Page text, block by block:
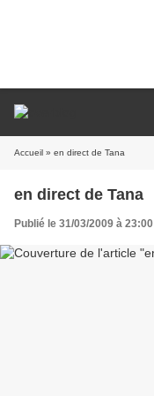
Accueil » en direct de Tana
en direct de Tana
Publié le 31/03/2009 à 23:00